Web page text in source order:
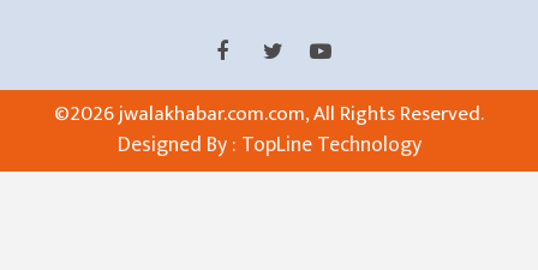
©2026 jwalakhabar.com.com, All Rights Reserved.
Designed By : TopLine Technology